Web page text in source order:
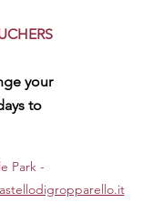
your
to
Park -